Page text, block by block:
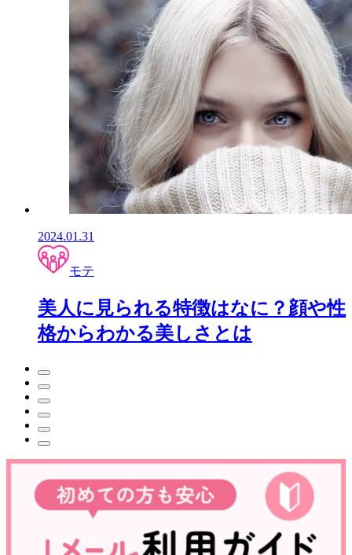
2024.01.31
モテ
美人に見られる特徴はなに？顔や性
格からわかる美しさとは